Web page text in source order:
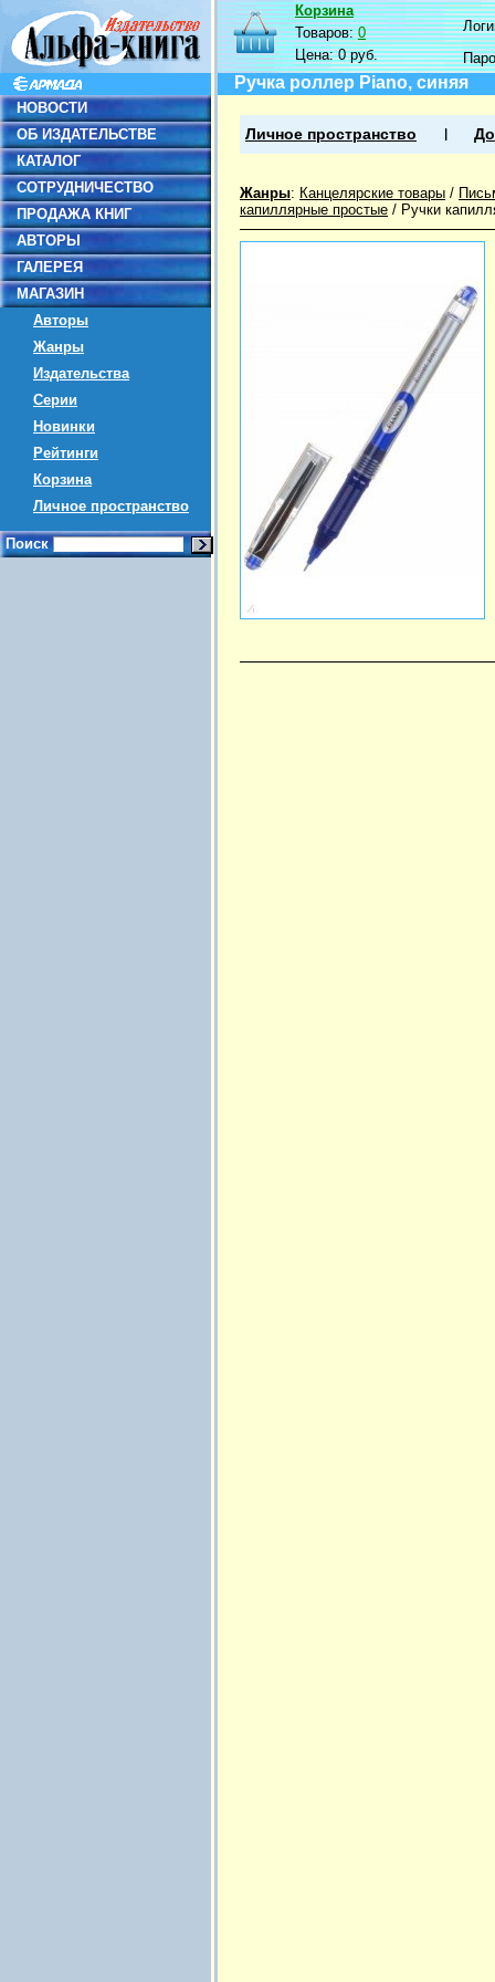
НОВОСТИ
ОБ ИЗДАТЕЛЬСТВЕ
КАТАЛОГ
СОТРУДНИЧЕСТВО
ПРОДАЖА КНИГ
АВТОРЫ
ГАЛЕРЕЯ
МАГАЗИН
Авторы
Жанры
Издательства
Серии
Новинки
Рейтинги
Корзина
Личное пространство
Поиск
Корзина
Товаров:0
Цена:0 руб.
Ручка роллер Piano, синяя
Личное пространство
Жанры: Канцелярские товары /
капиллярные простые / Ручки